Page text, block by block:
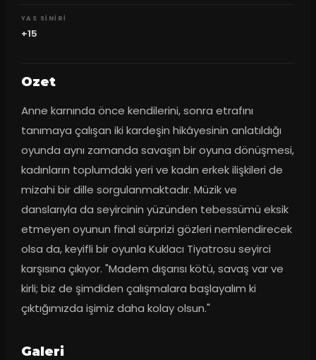
YAS SINIRI
+15
Ozet
Anne karnında önce kendilerini, sonra etrafını
tanımaya çalışan iki kardeşin hikâyesinin anlatıldığı
oyunda aynı zamanda savaşın bir oyuna dönüşmesi,
kadınların toplumdaki yeri ve kadın erkek ilişkileri de
mizahi bir dille sorgulanmaktadır. Müzik ve
danslarıyla da seyircinin yüzünden tebessümü eksik
etmeyen oyunun final sürprizi gözleri nemlendirecek
olsa da, keyifli bir oyunla Kuklacı Tiyatrosu seyirci
karşısına çıkıyor. "Madem dışarısı kötü, savaş var ve
kirli; biz de şimdiden çalışmalara başlayalım ki
çıktığımızda işimiz daha kolay olsun."
Galeri